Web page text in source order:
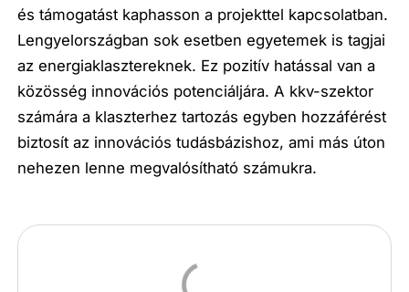
és támogatást kaphasson a projekttel kapcsolatban.
Lengyelországban sok esetben egyetemek is tagjai
az energiaklasztereknek. Ez pozitív hatással van a
közösség innovációs potenciáljára. A kkv-szektor
számára a klaszterhez tartozás egyben hozzáférést
biztosít az innovációs tudásbázishoz, ami más úton
nehezen lenne megvalósítható számukra.